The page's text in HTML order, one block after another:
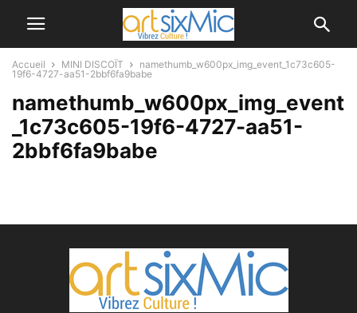
Accueil MINI DISCOÏT
namethumb_w600px_img_event_1c73c605-
19f6-4727-aa51-2bbf6fa9babe
namethumb_w600px_img_event
_1c73c605-19f6-4727-aa51-
2bbf6fa9babe